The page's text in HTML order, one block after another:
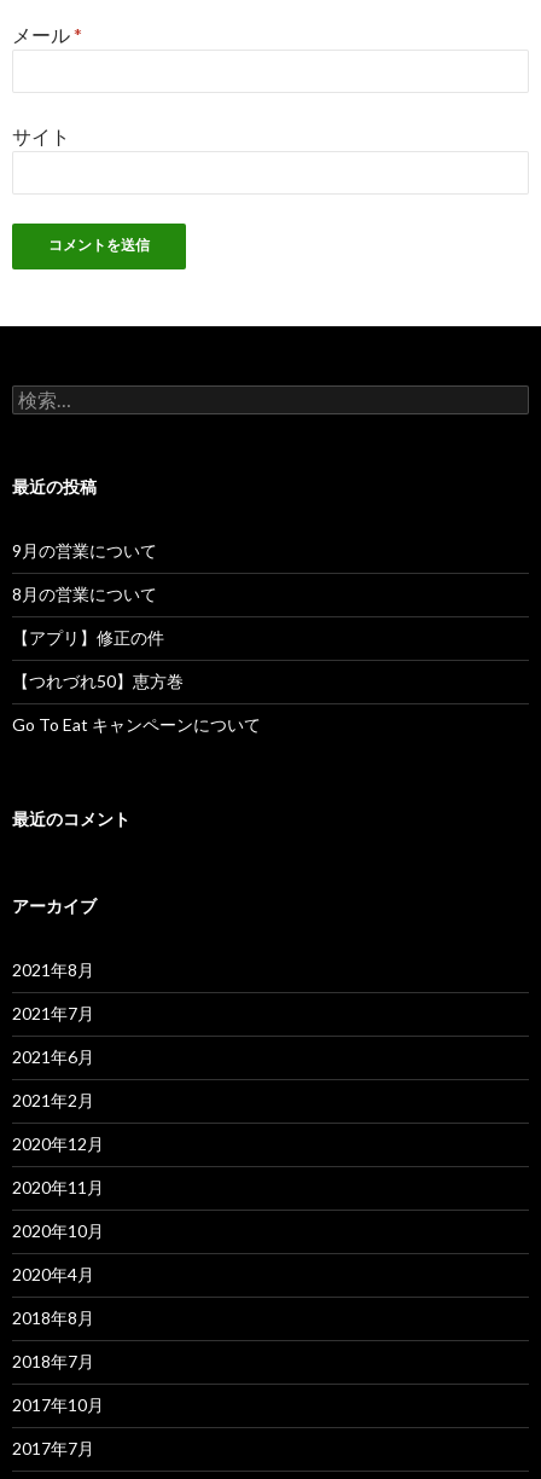
メール*
サイト
検
索
最近の投稿
9月の営業について
8月の営業について
【アプリ】修正の件
【つれづれ50】恵方巻
Go To Eat キャンペーンについて
最近のコメント
アーカイブ
2021年8月
2021年7月
2021年6月
2021年2月
2020年12月
2020年11月
2020年10月
2020年4月
2018年8月
2018年7月
2017年10月
2017年7月